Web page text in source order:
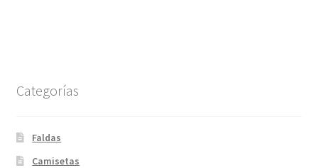
Categorías
Faldas
Camisetas